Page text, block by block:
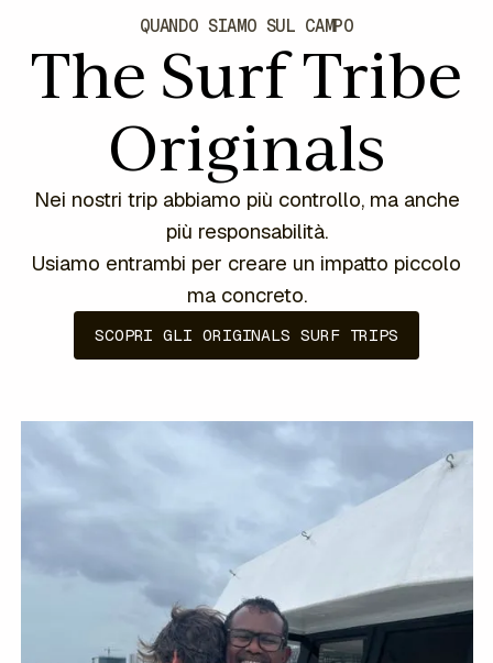
QUANDO SIAMO SUL CAMPO
The Surf Tribe
Originals
Nei nostri trip abbiamo più controllo, ma anche
più responsabilità.
Usiamo entrambi per creare un impatto piccolo
ma concreto.
SCOPRI GLI ORIGINALS SURF TRIPS